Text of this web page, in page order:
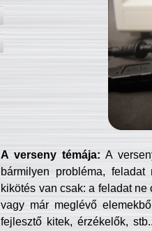
A verseny témája: A
bármilyen probléma, feladat
kikötés van csak: a feladat
vagy már meglévő
fejlesztő kitek, érzékelők,